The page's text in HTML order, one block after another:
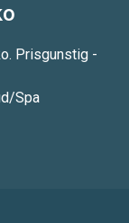
Prisgunstig -
Spa